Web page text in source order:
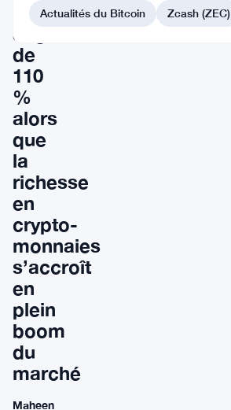
Bitcoin
augmentent
de
110
%
alors
que
la
richesse
en
crypto-
monnaies
s’accroît
en
plein
boom
du
marché
Maheen
Actualités du Bitcoin
Zcash (ZEC)